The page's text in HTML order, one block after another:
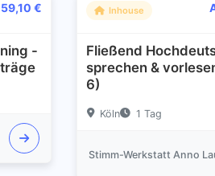
€
-
Inhouse
Fließend
sprechen &
6)
Köln 1 Tag
Stimm-Werkstatt Anno